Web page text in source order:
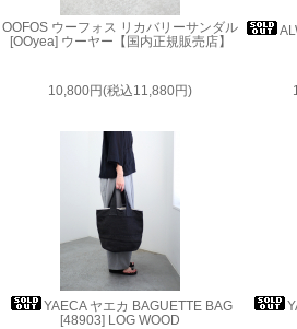
OOFOS ウーフォス リカバリーサンダル
[OOyea] ウーヤー【国内正規販売店】
10,800円(税込11,880円)
YAECA ヤエカ BAGUETTE BAG
[48903] LOG WOOD